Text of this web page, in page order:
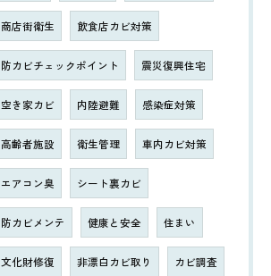
商店街衛生 飲食店カビ対策
防カビチェックポイント 震災復興住宅
空き家カビ 内陸避難 感染症対策
高齢者施設 衛生管理 車内カビ対策
エアコン臭 シート裏カビ
防カビメンテ 健康と安全 住まい
文化財修復 非漂白カビ取り カビ調査